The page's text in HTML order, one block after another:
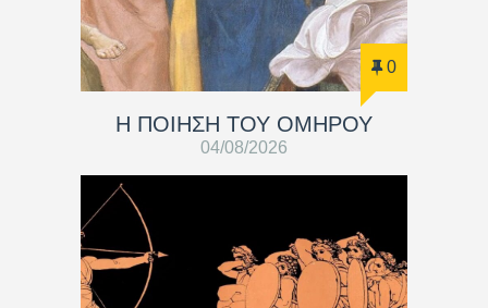
0
Η ΠΟΙΗΣΗ ΤΟΥ ΟΜΗΡΟΥ
04/08/2026